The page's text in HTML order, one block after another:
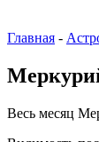
Главная -
Весь месяц